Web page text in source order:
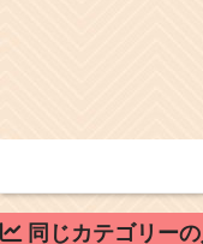
同じカテゴリー